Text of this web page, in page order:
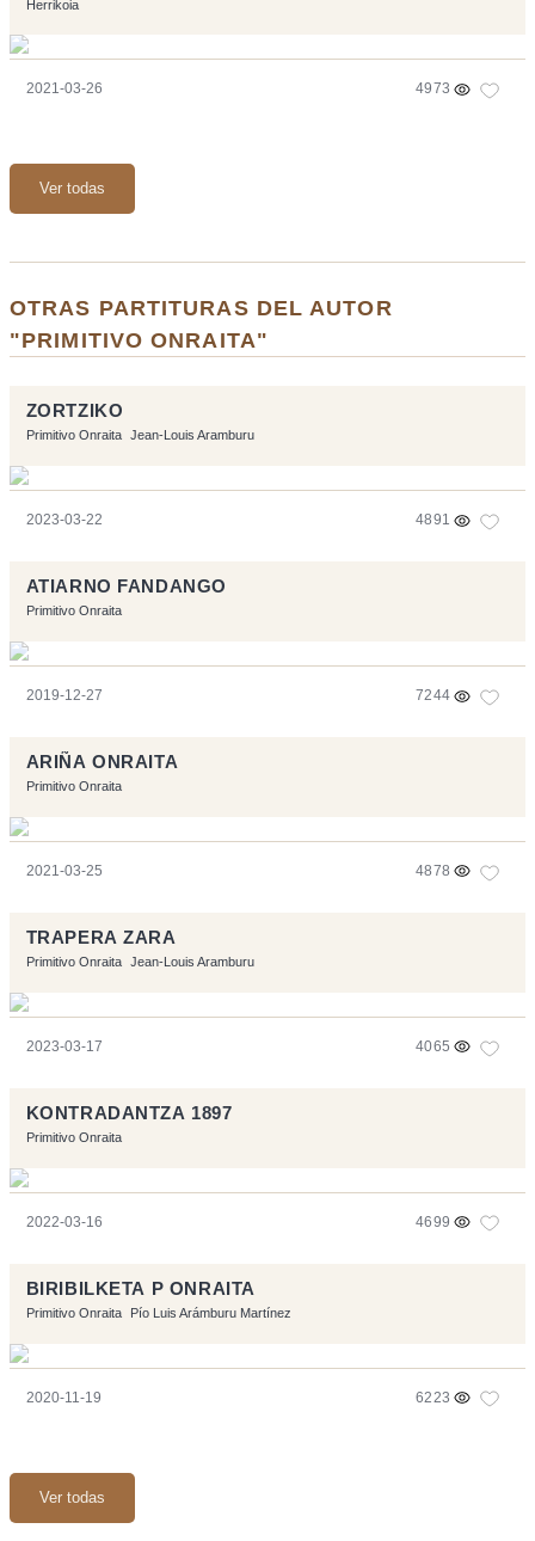
Herrikoia
2021-03-26 4973
Ver todas
OTRAS PARTITURAS DEL AUTOR
"PRIMITIVO ONRAITA"
ZORTZIKO
Primitivo Onraita Jean-Louis Aramburu
2023-03-22 4891
ATIARNO FANDANGO
Primitivo Onraita
2019-12-27 7244
ARIÑA ONRAITA
Primitivo Onraita
2021-03-25 4878
TRAPERA ZARA
Primitivo Onraita Jean-Louis Aramburu
2023-03-17 4065
KONTRADANTZA 1897
Primitivo Onraita
2022-03-16 4699
BIRIBILKETA P ONRAITA
Primitivo Onraita Pío Luis Arámburu Martínez
2020-11-19 6223
Ver todas